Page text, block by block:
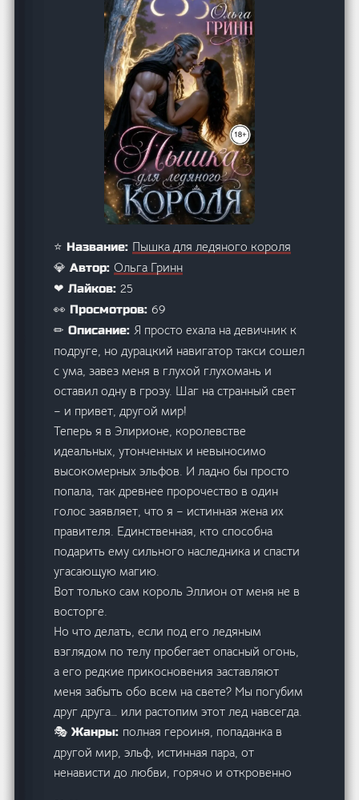
⭐ Название: Пышка для ледяного короля
💎 Автор:Ольга Гринн
❤ Лайков: 25
👀 Просмотров:69
✏ Описание: Я просто ехала на девичник к
подруге, но дурацкий навигатор такси сошел
с ума, завез меня в глухой глухомань и
оставил одну в грозу. Шаг на странный свет
– и привет, другой мир!
Теперь я в Элирионе, королевстве
идеальных, утонченных и невыносимо
высокомерных эльфов. И ладно бы просто
попала, так древнее пророчество в один
голос заявляет, что я – истинная жена их
правителя. Единственная, кто способна
подарить ему сильного наследника и спасти
угасающую магию.
Вот только сам король Эллион от меня не в
восторге.
Но что делать, если под его ледяным
взглядом по телу пробегает опасный огонь,
а его редкие прикосновения заставляют
меня забыть обо всем на свете? Мы погубим
друг друга… или растопим этот лед навсегда.
🎭 Жанры: полная героиня, попаданка в
другой мир, эльф, истинная пара, от
ненависти до любви, горячо и откровенно